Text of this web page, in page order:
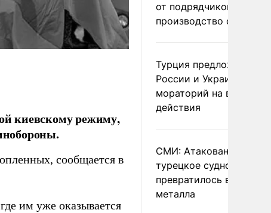
киевскому режиму,
сообщается в
им уже оказывается
от подрядчиков
производство оружия
Турция предложила
России и Украине
мораторий на военные
действия
СМИ: Атакованное ВСУ
турецкое судно
превратилось в груду
металла